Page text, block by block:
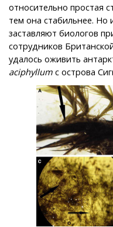
относительно простая
тем она стабильнее. Но
заставляют биологов
сотрудников
удалось оживить
aciphyllum с острова